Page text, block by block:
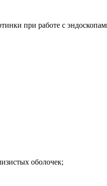
при работе с
оболочек;